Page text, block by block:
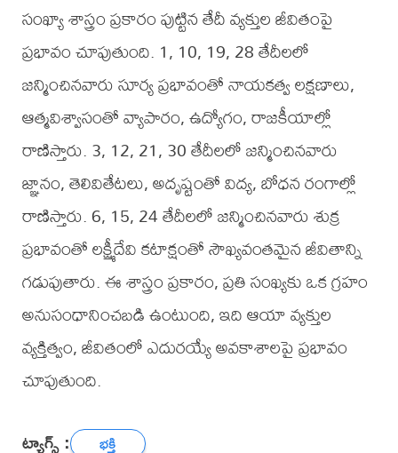
సంఖ్యా శాస్త్రం ప్రకారం పుట్టిన తేదీ వ్యక్తుల జీవితంపై
ప్రభావం చూపుతుంది. 1, 10, 19, 28 తేదీలలో
జన్మించినవారు సూర్య ప్రభావంతో నాయకత్వ లక్షణాలు,
ఆత్మవిశ్వాసంతో వ్యాపారం, ఉద్యోగం, రాజకీయాల్లో
రాణిస్తారు. 3, 12, 21, 30 తేదీలలో జన్మించినవారు
జ్ఞానం, తెలివితేటలు, అదృష్టంతో విద్య, బోధన రంగాల్లో
రాణిస్తారు. 6, 15, 24 తేదీలలో జన్మించినవారు శుక్ర
ప్రభావంతో లక్ష్మీదేవి కటాక్షంతో సౌఖ్యవంతమైన జీవితాన్ని
గడుపుతారు. ఈ శాస్త్రం ప్రకారం, ప్రతి సంఖ్యకు ఒక గ్రహం
అనుసంధానించబడి ఉంటుంది, ఇది ఆయా వ్యక్తుల
వ్యక్తిత్వం, జీవితంలో ఎదురయ్యే అవకాశాలపై ప్రభావం
చూపుతుంది.
ట్యాగ్స్ : భక్తి